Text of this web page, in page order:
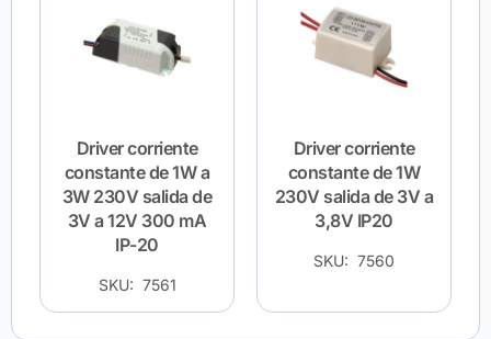
Driver corriente
constante de 1W a
3W 230V salida de
3V a 12V 300 mA
IP-20
SKU: 7561
Driver corriente
constante de 1W
230V salida de 3V a
3,8V IP20
SKU: 7560